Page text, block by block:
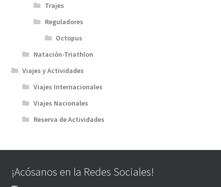
Trajes
Reguladores
Octopus
Natación-Triathlon
Viajes y Actividades
Viajes Internacionales
Viajes Nacionales
Reserva de Actividades
¡Acósanos en la Redes Sociales!